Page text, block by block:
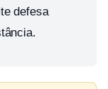
defesa